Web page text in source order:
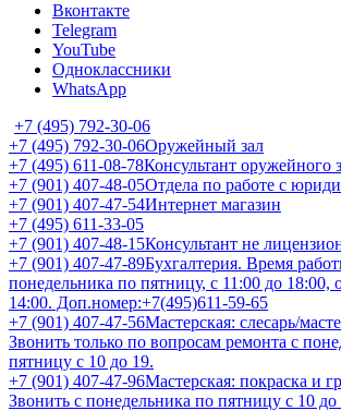
Вконтакте
Telegram
YouTube
Одноклассники
WhatsApp
+7 (495) 792-30-06
+7 (495) 792-30-06Оружейный зал
+7 (495) 611-08-78Консультант оружейного
+7 (901) 407-48-05Отдела по работе с
+7 (901) 407-47-54Интернет магазин
+7 (495) 611-33-05
+7 (901) 407-48-15Консультант не
+7 (901) 407-47-89Бухгалтерия. Время
понедельника по пятницу, с 11:00 до 18:00,
14:00. Доп.номер:+7(495)611-59-65
+7 (901) 407-47-56Мастерская: слесарь/
Звонить только по вопросам ремонта с
пятницу с 10 до 19.
+7 (901) 407-47-96Мастерская: покраска и
Звонить с понедельника по пятницу с 10 до